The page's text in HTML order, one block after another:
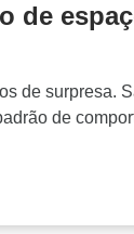
de
de surpresa.
de